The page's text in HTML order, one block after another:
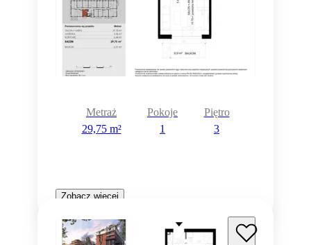
Metraż
29,75 m²
Pokoje
1
Piętro
3
Zobacz więcej